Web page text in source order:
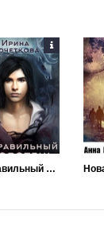
Неправильный оборотень